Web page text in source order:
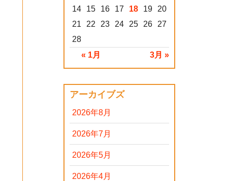
« 1月 3月 »
14
15 16 17 18 19
20
21
22 23 24 25 26
27
28
アーカイブズ
2026年8月
2026年7月
2026年5月
2026年4月